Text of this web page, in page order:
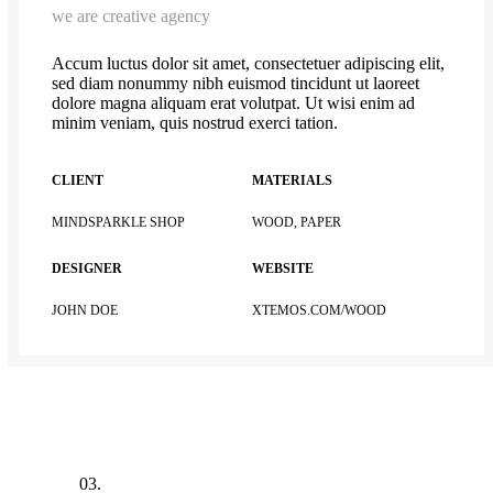
we are creative agency
Accum luctus dolor sit amet, consectetuer adipiscing elit,
sed diam nonummy nibh euismod tincidunt ut laoreet
dolore magna aliquam erat volutpat. Ut wisi enim ad
minim veniam, quis nostrud exerci tation.
CLIENT
MINDSPARKLE SHOP
DESIGNER
JOHN DOE
MATERIALS
WOOD, PAPER
WEBSITE
XTEMOS.COM/WOOD
03.